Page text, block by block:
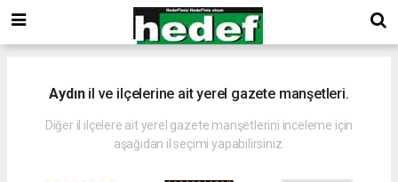
Aydınil ve ilçelerine ait yerel gazete manşetleri.
Diğer il ilçelere ait yerel gazete manşetlerini inceleme için
aşağıdan il seçimi yapabilirsiniz.